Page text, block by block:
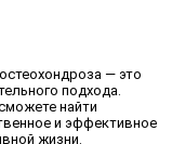
— это
подхода.
найти
и эффективное
жизни.